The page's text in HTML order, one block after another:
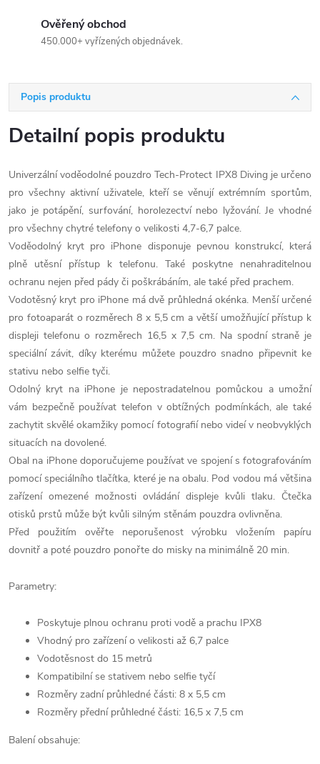
Ověřený obchod
450.000+ vyřízených objednávek.
Popis produktu
Detailní popis produktu
Univerzální voděodolné pouzdro Tech-Protect IPX8 Diving je určeno
pro všechny aktivní uživatele, kteří se věnují extrémním sportům,
jako je potápění, surfování, horolezectví nebo lyžování. Je vhodné
pro všechny chytré telefony o velikosti 4,7-6,7 palce.
Voděodolný kryt pro iPhone disponuje pevnou konstrukcí, která
plně utěsní přístup k telefonu. Také poskytne nenahraditelnou
ochranu nejen před pády či poškrábáním, ale také před prachem.
Vodotěsný kryt pro iPhone má dvě průhledná okénka. Menší určené
pro fotoaparát o rozměrech 8 x 5,5 cm a větší umožňující přístup k
displeji telefonu o rozměrech 16,5 x 7,5 cm. Na spodní straně je
speciální závit, díky kterému můžete pouzdro snadno připevnit ke
stativu nebo selfie tyči.
Odolný kryt na iPhone je nepostradatelnou pomůckou a umožní
vám bezpečně používat telefon v obtížných podmínkách, ale také
zachytit skvělé okamžiky pomocí fotografií nebo videí v neobvyklých
situacích na dovolené.
Obal na iPhone doporučujeme používat ve spojení s fotografováním
pomocí speciálního tlačítka, které je na obalu. Pod vodou má většina
zařízení omezené možnosti ovládání displeje kvůli tlaku. Čtečka
otisků prstů může být kvůli silným stěnám pouzdra ovlivněna.
Před použitím ověřte neporušenost výrobku vložením papíru
dovnitř a poté pouzdro ponořte do misky na minimálně 20 min.
Parametry:
Poskytuje plnou ochranu proti vodě a prachu IPX8
Vhodný pro zařízení o velikosti až 6,7 palce
Vodotěsnost do 15 metrů
Kompatibilní se stativem nebo selfie tyčí
Rozměry zadní průhledné části: 8 x 5,5 cm
Rozměry přední průhledné části: 16,5 x 7,5 cm
Balení obsahuje: